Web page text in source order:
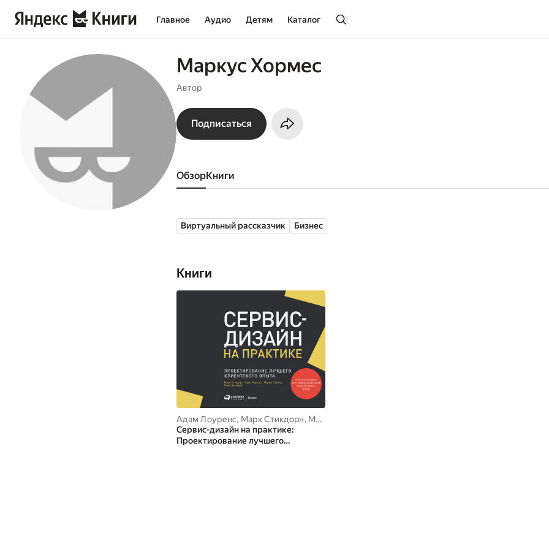
Главное Аудио Детям Каталог
Маркус Хормес
Автор
Подписаться
Обзор книги
Виртуальный рассказчик Бизнес
Книги
Адам Лоуренс, Марк Стикдорн, Маркус Хормес
Сервис-дизайн на практике:
Проектирование лучшего